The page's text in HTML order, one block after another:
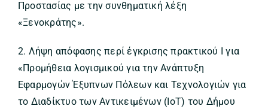
Προστασίας με την συνθηματική λέξη
«Ξενοκράτης».
2. Λήψη απόφασης περί έγκρισης πρακτικού Ι για
«Προμήθεια λογισμικού για την Ανάπτυξη
Εφαρμογών Έξυπνων Πόλεων και Τεχνολογιών για
το Διαδίκτυο των Αντικειμένων (IoT) του Δήμου